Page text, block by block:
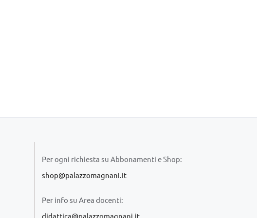
Per ogni richiesta su Abbonamenti e Shop:
shop@palazzomagnani.it
Per info su Area docenti:
didattica@palazzomagnani.it